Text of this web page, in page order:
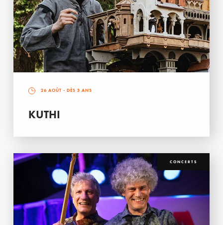
26 AOÛT - DÈS 3 ANS
KUTHI
CONCERTS